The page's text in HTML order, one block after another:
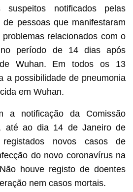
notificados pelas
de pessoas que manifestaram
relacionados com o
no período de 14 dias após
Wuhan. Em todos os 13
a possibilidade de pneumonia
em Wuhan.
a notificação da Comissão
até ao dia 14 de Janeiro de
novos casos de
do novo coronavírus na
houve registo de doentes
nem casos mortais.